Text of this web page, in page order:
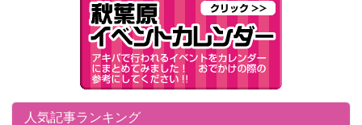
人気記事ランキング